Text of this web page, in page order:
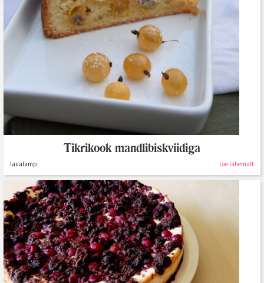
Tikrikook mandlibiskviidiga
laualamp Loe lähemalt